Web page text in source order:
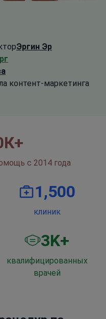
Эргин Эр
контент-маркетинга
К+
с 2014 года
1,500
клиник
3K+
квалифицированных
врачей